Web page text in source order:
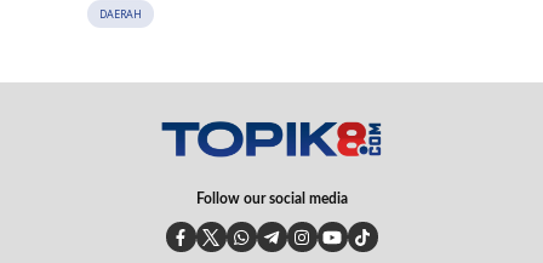
DAERAH
Follow our social media